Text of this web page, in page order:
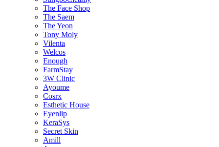
The Face Shop
The Saem
The Yeon
Tony Moly
Vilenta
Welcos
Enough
FarmStay
3W Clinic
Ayoume
Cosrx
Esthetic House
Eyenlip
KeraSys
Secret Skin
Amill